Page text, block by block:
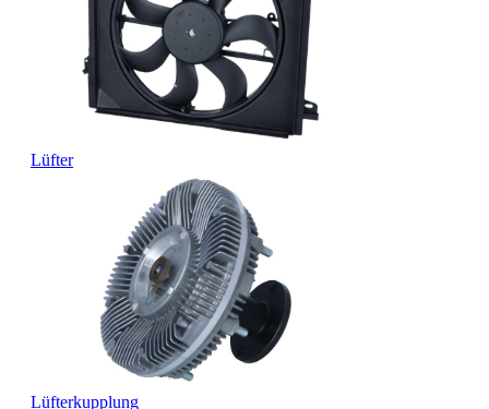
Lüfter
Lüfterkupplung